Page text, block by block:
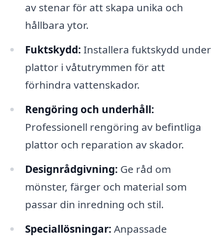
av stenar för att skapa unika och
hållbara ytor.
Fuktskydd: Installera fuktskydd under
plattor i våtutrymmen för att
förhindra vattenskador.
Rengöring och underhåll:
Professionell rengöring av befintliga
plattor och reparation av skador.
Designrådgivning: Ge råd om
mönster, färger och material som
passar din inredning och stil.
Speciallösningar: Anpassade